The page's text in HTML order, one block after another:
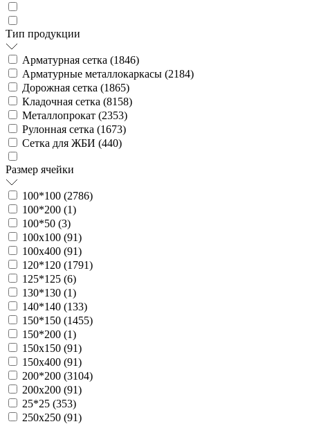
Тип продукции
Арматурная сетка (1846)
Арматурные металлокаркасы (2184)
Дорожная сетка (1865)
Кладочная сетка (8158)
Металлопрокат (2353)
Рулонная сетка (1673)
Сетка для ЖБИ (440)
Размер ячейки
100*100 (2786)
100*200 (1)
100*50 (3)
100х100 (91)
100х400 (91)
120*120 (1791)
125*125 (6)
130*130 (1)
140*140 (133)
150*150 (1455)
150*200 (1)
150х150 (91)
150х400 (91)
200*200 (3104)
200х200 (91)
25*25 (353)
250х250 (91)